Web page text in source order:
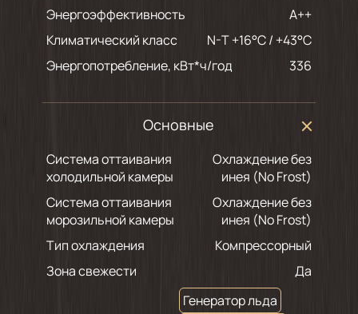
Энергоэффективность
A++
Климатический класс
N-T +16°C / +43°C
Энергопотребление, кВт*ч/год
336
Основные
Система оттаивания
холодильной камеры
Охлаждение без
инея (No Frost)
Система оттаивания
морозильной камеры
Охлаждение без
инея (No Frost)
Тип охлаждения
Компрессорный
Зона свежести
Да
Генератор льда